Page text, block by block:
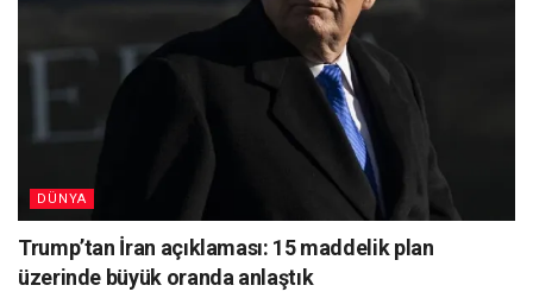
DÜNYA
Trump’tan İran açıklaması: 15 maddelik plan
üzerinde büyük oranda anlaştık